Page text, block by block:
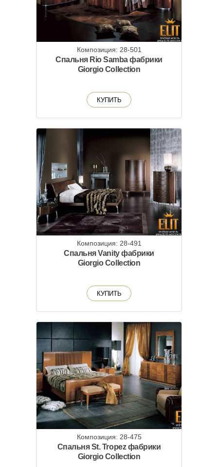
Композиция: 28-501
Спальня Rio Samba фабрики
Giorgio Collection
КУПИТЬ
Композиция: 28-491
Спальня Vanity фабрики
Giorgio Collection
КУПИТЬ
Композиция: 28-475
Спальня St. Tropez фабрики
Giorgio Collection